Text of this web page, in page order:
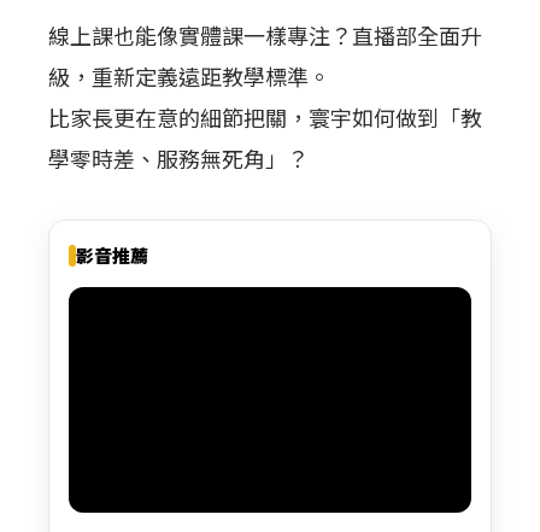
線上課也能像實體課一樣專注？直播部全面升
級，重新定義遠距教學標準。
比家長更在意的細節把關，寰宇如何做到「教
學零時差、服務無死角」？
影音推薦